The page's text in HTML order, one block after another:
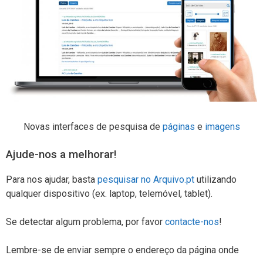
Novas interfaces de pesquisa de páginas e imagens
Ajude-nos a melhorar!
Para nos ajudar, basta pesquisar no Arquivo.pt utilizando
qualquer dispositivo (ex. laptop, telemóvel, tablet).
Se detectar algum problema, por favor contacte-nos!
Lembre-se de enviar sempre o endereço da página onde